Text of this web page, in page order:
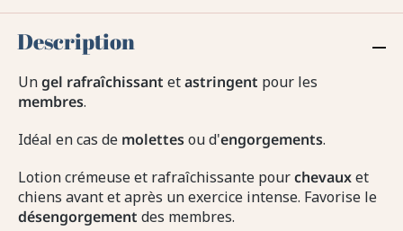
Description
Ungel rafraîchissant etastringent pour les
membres.
Idéal en cas de molettesou d'engorgements.
Lotion crémeuse et rafraîchissante pourchevauxet
chiens avant et après un exercice intense. Favorise le
désengorgement des membres.